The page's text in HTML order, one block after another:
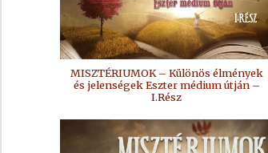
MISZTÉRIUMOK – Különös élmények
és jelenségek Eszter médium útján –
I.Rész